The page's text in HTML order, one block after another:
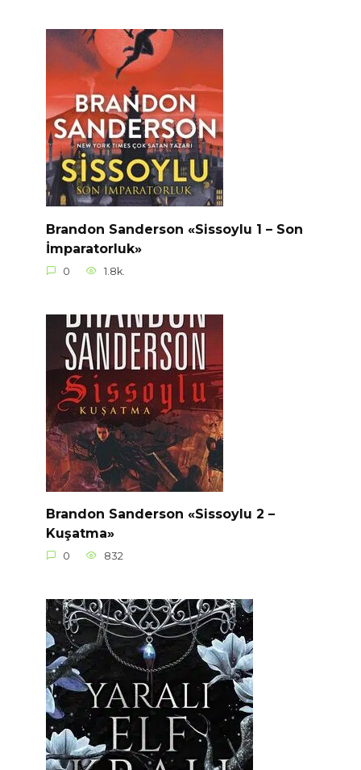
Brandon Sanderson «Sissoylu 1 – Son
İmparatorluk»
0 1.8k.
Brandon Sanderson «Sissoylu 2 –
Kuşatma»
0 832